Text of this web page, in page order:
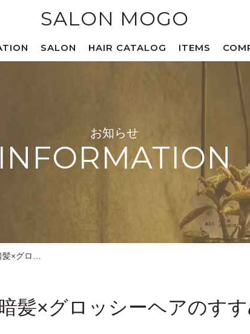
SALON MOGO
SALON HAIR CATALOG ITEMS
お知らせ
INFORMATION
髪×グロ…
髪×グロッシーヘアのす